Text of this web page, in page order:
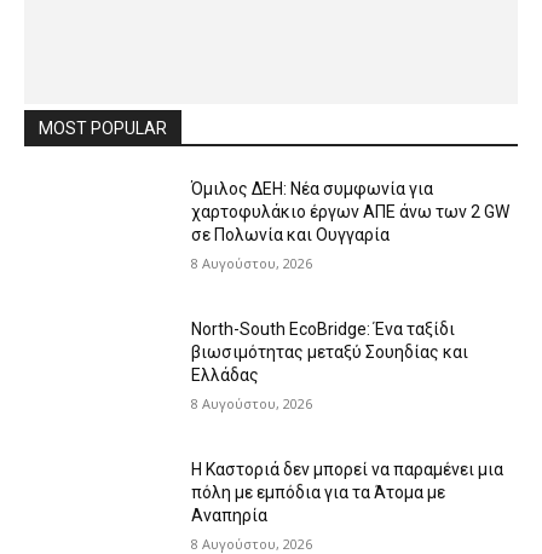
MOST POPULAR
Όμιλος ΔΕΗ: Νέα συμφωνία για
χαρτοφυλάκιο έργων ΑΠΕ άνω των 2 GW
σε Πολωνία και Ουγγαρία
8 Αυγούστου, 2026
North-South EcoBridge: Ένα ταξίδι
βιωσιμότητας μεταξύ Σουηδίας και
Ελλάδας
8 Αυγούστου, 2026
Η Καστοριά δεν μπορεί να παραμένει μια
πόλη με εμπόδια για τα Άτομα με
Αναπηρία
8 Αυγούστου, 2026